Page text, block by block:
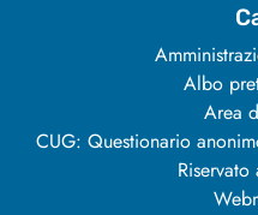
Albo
Area
CUG: Questionario